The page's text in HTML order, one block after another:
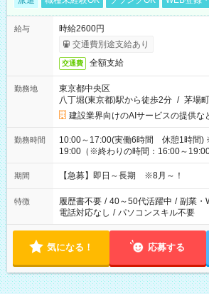
給与
時給2600円
交通費別途支給あり
交通費 全額支給
勤務地
東京都中央区
八丁堀(東京都)駅から徒歩2分 / 茅場
建設業界向けのAIサービスの提供な
勤務時間
10:00～17:00(実働6時間 休憩1時間)
19:00（※終わりの時間：16:00～19:00
期間 【急募】即日～長期 ※8月～！
特徴 履歴書不要 / 40～50代活躍中 / 副業・
電話対応なし / パソコンスキル不要
気になる！ 応募する